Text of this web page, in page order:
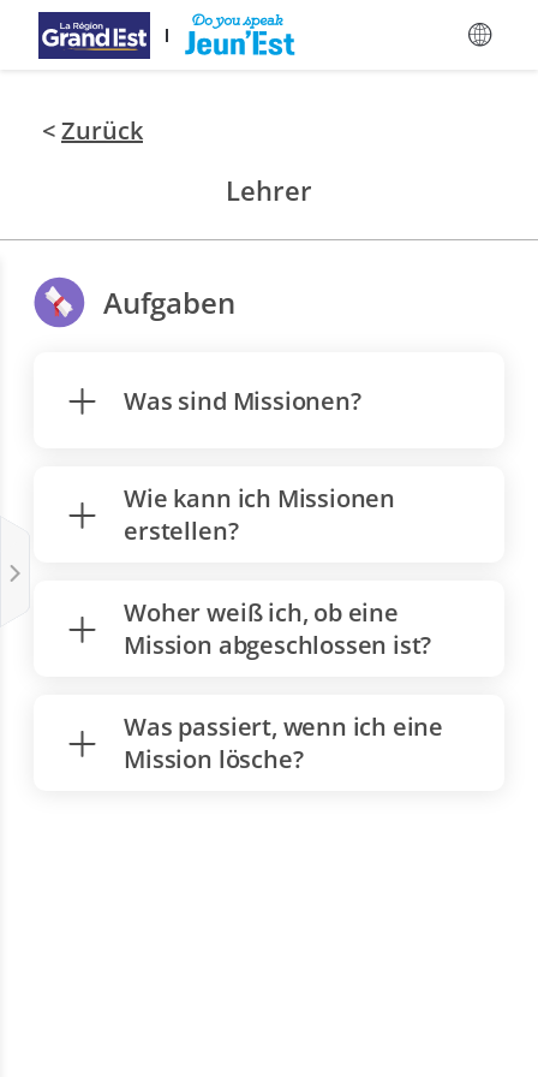
Zum Hauptinhalt springen
<Zurück
Lehrer
Aufgaben
Was sind Missionen?
Wie kann ich Missionen
erstellen?
Woher weiß ich, ob eine
Mission abgeschlossen ist?
Was passiert, wenn ich eine
Mission lösche?